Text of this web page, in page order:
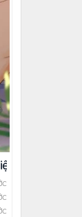
Với Tôi